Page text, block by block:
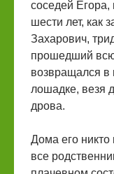
соседей Егора,
шести лет, как
Захарович,
прошедший
возвращался в
лошадке, везя
дрова.
Дома его
все